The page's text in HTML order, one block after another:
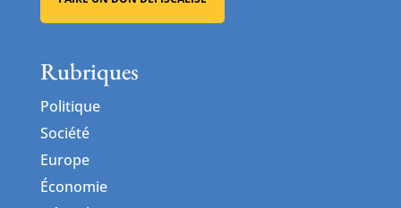
Rubriques
Politique
Société
Europe
Économie